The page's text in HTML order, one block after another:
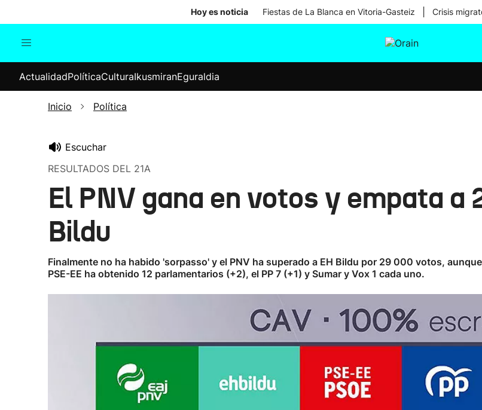
Hoy es noticia Fiestas de La Blanca en Vitoria-Gasteiz Crisis
Internacional
Elecciones
ActualidadPolíticaCulturaIkusmiranEguraldia
Inicio Política
Escuchar
RESULTADOS DEL 21A
El PNV gana en votos y empata a
Bildu
Finalmente no ha habido 'sorpasso' y el PNV ha superado a EH Bildu por 29 000 votos,
PSE-EE ha obtenido 12 parlamentarios (+2), el PP 7 (+1) y Sumar y Vox 1 cada uno.